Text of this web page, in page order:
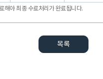
해야 최종 수료처리가 완료됩니다.
목록